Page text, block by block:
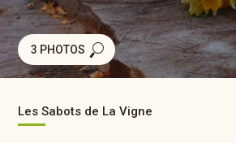
3 PHOTOS
Les Sabots de La Vigne